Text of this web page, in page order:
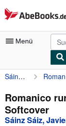
Zum Hauptinhalt
AbeBooks.de
Menü
Nutzerkonto
Meine
Detailsuche
Sáinz Sáiz, Javier Romanico rural en Castilla y León, el.
Romanico
Softcover
Sáinz Sáiz,